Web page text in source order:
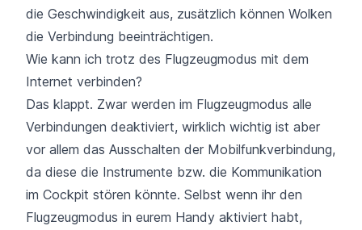
die Geschwindigkeit aus, zusätzlich können Wolken
die Verbindung beeinträchtigen.
Wie kann ich trotz des Flugzeugmodus mit dem
Internet verbinden?
Das klappt. Zwar werden im Flugzeugmodus alle
Verbindungen deaktiviert, wirklich wichtig ist aber
vor allem das Ausschalten der Mobilfunkverbindung,
da diese die Instrumente bzw. die Kommunikation
im Cockpit stören könnte. Selbst wenn ihr den
Flugzeugmodus in eurem Handy aktiviert habt,